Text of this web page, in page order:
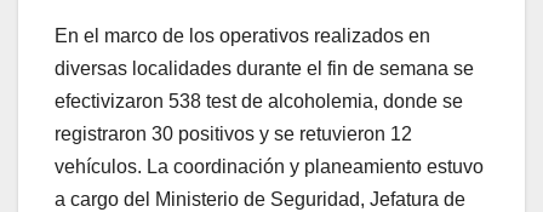
En el marco de los operativos realizados en
diversas localidades durante el fin de semana se
efectivizaron 538 test de alcoholemia, donde se
registraron 30 positivos y se retuvieron 12
vehículos. La coordinación y planeamiento estuvo
a cargo del Ministerio de Seguridad, Jefatura de